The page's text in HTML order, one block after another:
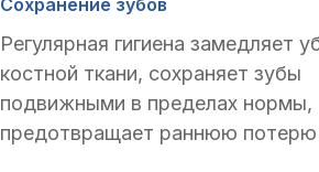
Сохранение зубов
Регулярная гигиена замедляет
костной ткани, сохраняет зубы
подвижными в пределах нормы,
предотвращает раннюю потерю